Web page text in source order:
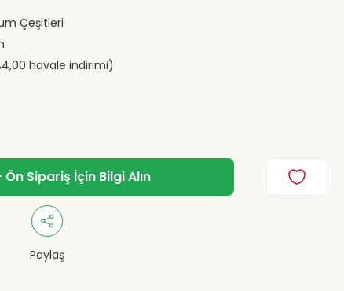
Çeşitleri
havale indirimi)
Sipariş İçin Bilgi Alın
Paylaş